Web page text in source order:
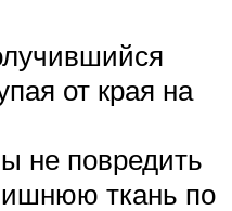
от края на
не повредить
ткань по